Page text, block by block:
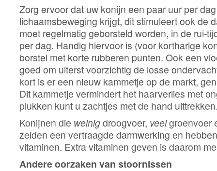
Zorg ervoor dat uw konijn een paar uur per
lichaamsbeweging krijgt, dit stimuleert ook de
moet regelmatig geborsteld worden, in de rui-
per dag. Handig hiervoor is (voor kortharige
borstel met korte rubberen punten. Ook een
goed om uiterst voorzichtig de losse
kort is er een nieuw kammetje op de markt,
Dit kammetje vermindert het haarverlies met
plukken kunt u zachtjes met de hand
Konijnen die weinigdroogvoer, veelgroenvoer
zelden een vertraagde darmwerking en
vitaminen. Extra vitaminen geven is daarom
Andere oorzaken van stoornissen